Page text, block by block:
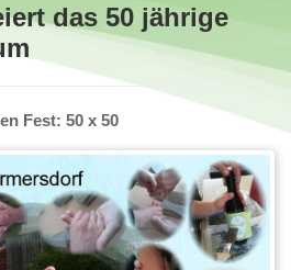
das 50 jährige
Fest: 50 x 50